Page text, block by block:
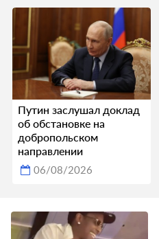
Путин заслушал доклад
об обстановке на
добропольском
направлении
06/08/2026